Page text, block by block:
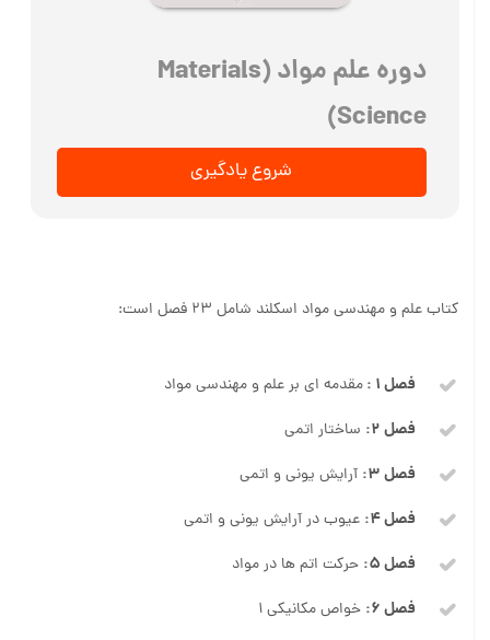
دوره علم مواد (Materials
Science)
شروع یادگیری
کتاب علم و مهندسی مواد اسکلند شامل ۲۳ فصل است:
فصل ۱ : مقدمه ای بر علم و مهندسی مواد
فصل ۲: ساختار اتمی
فصل ۳: آرایش یونی و اتمی
فصل ۴: عیوب در آرایش یونی و اتمی
فصل ۵: حرکت اتم ها در مواد
فصل ۶: خواص مکانیکی ۱